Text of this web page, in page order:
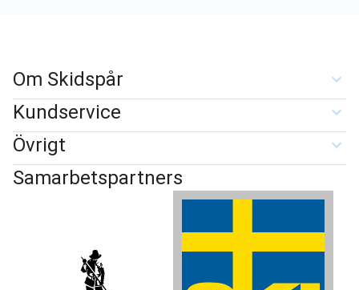
Om Skidspår
Kundservice
Övrigt
Samarbetspartners